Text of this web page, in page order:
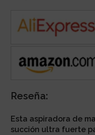
Reseña:
Esta aspiradora de
succión ultra fuerte